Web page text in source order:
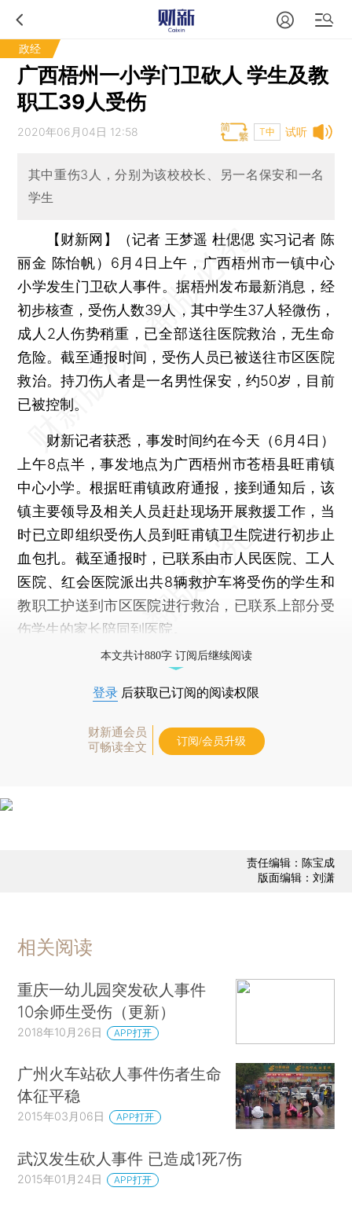
政经
广西梧州一小学门卫砍人 学生及教
职工39人受伤
试听
2020年06月04日 12:58 T中
其中重伤3人，分别为该校校长、另一名保安和一名
学生
【财新网】（记者 王梦遥 杜偲偲 实习记者 陈
丽金 陈怡帆） 6月4日上午，广西梧州市一镇中心
小学发生门卫砍人事件。据梧州发布最新消息，经
初步核查，受伤人数39人，其中学生37人轻微伤，
成人2人伤势稍重，已全部送往医院救治，无生命
危险。截至通报时间，受伤人员已被送往市区医院
救治。持刀伤人者是一名男性保安，约50岁，目前
已被控制。
财新记者获悉，事发时间约在今天（6月4日）
上午8点半，事发地点为广西梧州市苍梧县旺甫镇
中心小学。根据旺甫镇政府通报，接到通知后，该
镇主要领导及相关人员赶赴现场开展救援工作，当
时已立即组织受伤人员到旺甫镇卫生院进行初步止
血包扎。截至通报时，已联系由市人民医院、工人
医院、红会医院派出共8辆救护车将受伤的学生和
教职工护送到市区医院进行救治，已联系上部分受
伤学生的家长陪同到医院。
本文共计880字 订阅后继续阅读
登录 后获取已订阅的阅读权限
财新通会员
可畅读全文
订阅/会员升级
责任编辑：陈宝成
版面编辑：刘潇
相关阅读
重庆一幼儿园突发砍人事件
10余师生受伤（更新）
2018年10月26日 APP打开
广州火车站砍人事件伤者生命
体征平稳
2015年03月06日 APP打开
武汉发生砍人事件 已造成1死7伤
2015年01月24日 APP打开